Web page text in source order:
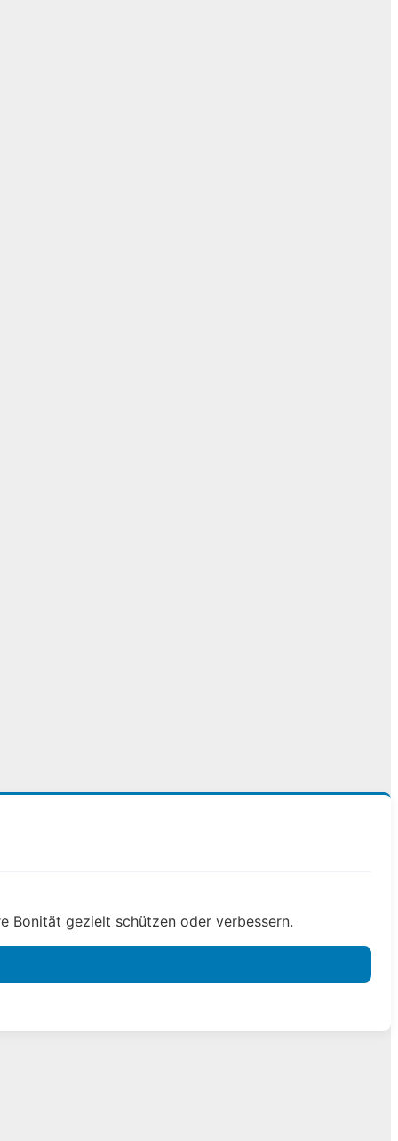
Bonität gezielt schützen oder verbessern.